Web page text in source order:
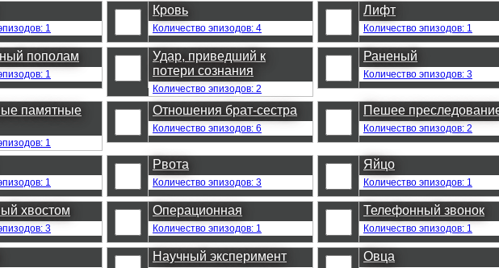
1
Кровь
Количество эпизодов: 4
Лифт
Количество эпизодов: 1
пополам
1
Удар, приведший к
потери сознания
Количество эпизодов: 2
Раненый
Количество эпизодов: 3
памятные
1
Отношения брат-сестра
Количество эпизодов: 6
Пешее
Количество эпизодов: 2
1
Рвота
Количество эпизодов: 3
Яйцо
Количество эпизодов: 1
хвостом
3
Операционная
Количество эпизодов: 1
Телефонный звонок
Количество эпизодов: 1
Научный эксперимент Овца